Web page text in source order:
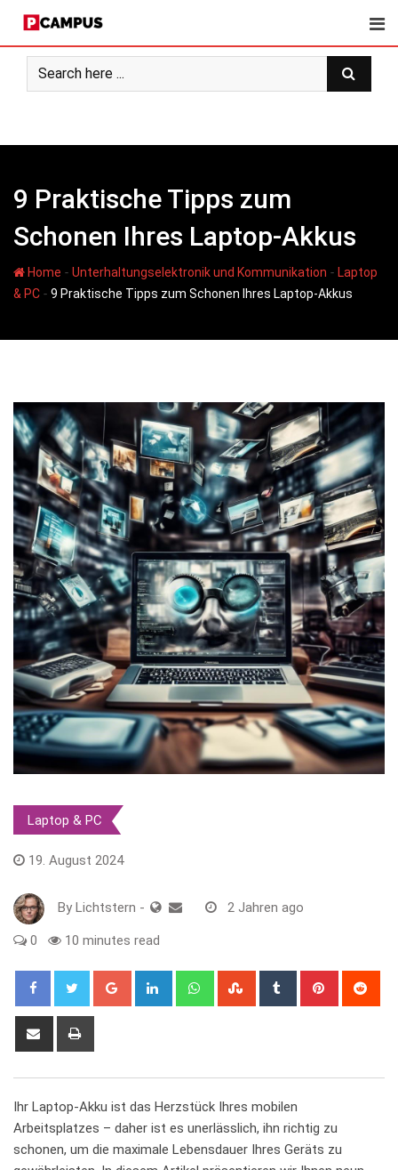
content
9 Praktische Tipps zum
Schonen Ihres Laptop-Akkus
Home - Unterhaltungselektronik und Kommunikation - Laptop
& PC - 9 Praktische Tipps zum Schonen Ihres Laptop-Akkus
Laptop & PC
19. August 2024
By Lichtstern - 2 Jahren ago
0 10 minutes read
Google+ LinkedIn WhatsappStumbleUpon
Tumblr Pinterest
Share
Ihr ‍Laptop-Akku ist das Herzstück ​Ihres mobilen
Arbeitsplatzes – daher ist ⁤es⁣ unerlässlich, ihn richtig zu
‌schonen, um die maximale Lebensdauer Ihres Geräts‍ zu​